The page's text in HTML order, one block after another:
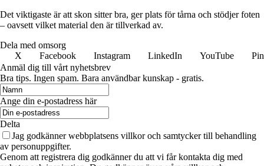
Det viktigaste är att skon sitter bra, ger plats för tårna och stödjer foten
– oavsett vilket material den är tillverkad av.
Dela med omsorg
X
Facebook Instagram LinkedIn YouTube
Anmäl dig till vårt nyhetsbrev
Bra tips. Ingen spam. Bara användbar kunskap - gratis.
Ange din e-postadress här
Delta
Jag godkänner webbplatsens villkor och samtycker till behandling
av personuppgifter.
Genom att registrera dig godkänner du att vi får kontakta dig med